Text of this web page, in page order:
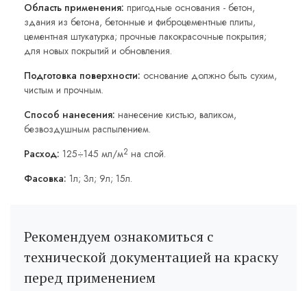
Область применения: пригодные основания - бетон,
здания из бетона, бетонные и фиброцементные плиты,
цементная штукатурка; прочные лакокрасочные покрытия;
для новых покрытий и обновления.
Подготовка поверхности: основание должно быть сухим,
чистым и прочным.
Способ нанесения: нанесение кистью, валиком,
безвоздушным распылением.
Расход: 125÷145 мл/м2 на слой.
Фасовка: 1л; 3л; 9л; 15л.
Рекомендуем ознакомиться с
технической документацией на краску
перед применением